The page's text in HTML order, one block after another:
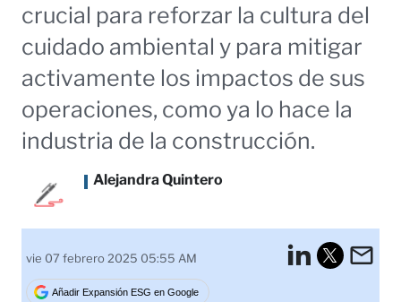
crucial para reforzar la cultura del
cuidado ambiental y para mitigar
activamente los impactos de sus
operaciones, como ya lo hace la
industria de la construcción.
Alejandra Quintero
vie 07 febrero 2025 05:55 AM
Añadir Expansión ESG en Google